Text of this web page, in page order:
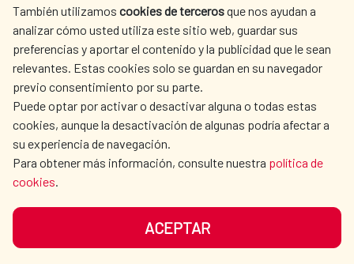
También utilizamos cookies de tercerosque nos ayudan a
analizar cómo usted utiliza este sitio web, guardar sus
preferencias y aportar el contenido y la publicidad que le sean
relevantes. Estas cookies solo se guardan en su navegador
previo consentimiento por su parte.
Puede optar por activar o desactivar alguna o todas estas
cookies, aunque la desactivación de algunas podría afectar a
su experiencia de navegación.
Para obtener más información, consulte nuestra política de
cookies.
ACEPTAR
CULTURE AND SCIENCE LIBRARY
OUR SOCIAL MEDIA
DATA PROTECTION